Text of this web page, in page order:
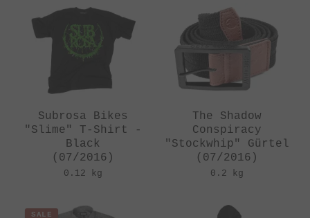
Subrosa Bikes
"Slime" T-Shirt -
Black
(07/2016)
0.12 kg
The Shadow
Conspiracy
"Stockwhip" Gürtel
(07/2016)
0.2 kg
SALE